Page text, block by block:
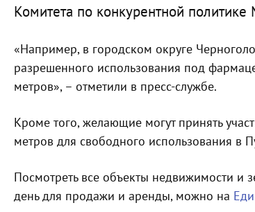
Комитета по конкурентной политике
«Например, в городском округе
разрешенного использования под
метров», – отметили в пресс-службе.
Кроме того, желающие могут принять
метров для свободного использования в
Посмотреть все объекты недвижимости и
день для продажи и аренды, можно на